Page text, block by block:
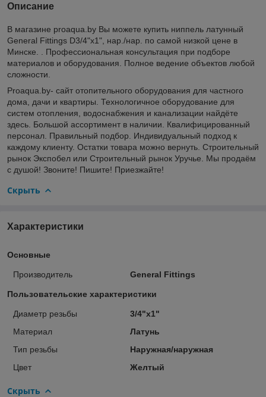
Описание
В магазине proaqua.by Вы можете купить ниппель латунный
General Fittings D3/4"x1", нар./нар. по самой низкой цене в
Минске. . Профессиональная консультация при подборе
материалов и оборудования. Полное ведение объектов любой
сложности.
Proaqua.by- сайт отопительного оборудования для частного
дома, дачи и квартиры. Технологичное оборудование для
систем отопления, водоснабжения и канализации найдёте
здесь. Большой ассортимент в наличии. Квалифицированный
персонал. Правильный подбор. Индивидуальный подход к
каждому клиенту. Остатки товара можно вернуть. Строительный
рынок Экспобел или Строительный рынок Уручье. Мы продаём
с душой! Звоните! Пишите! Приезжайте!
Скрыть
Характеристики
Основные
Производитель General Fittings
Пользовательские характеристики
Диаметр резьбы
3/4"x1"
Материал
Латунь
Тип резьбы
Наружная/наружная
Цвет
Желтый
Скрыть